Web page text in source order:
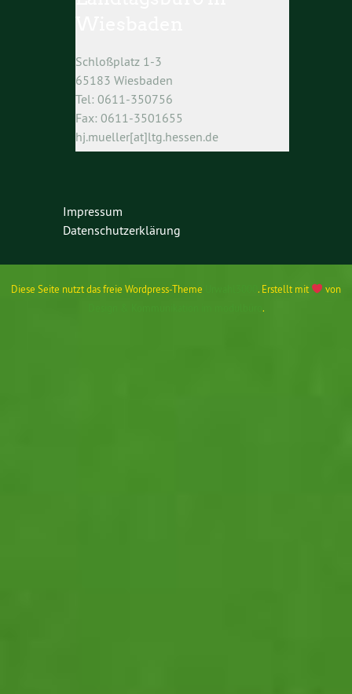
Schloßplatz 1-3
65183 Wiesbaden
Tel: 0611-350756
Fax: 0611-3501655
hj.mueller[at]ltg.hessen.de
Impressum
Datenschutzerklärung
Diese Seite nutzt das freie Wordpress-Theme Urwahl3000. Erstellt mit
von
.